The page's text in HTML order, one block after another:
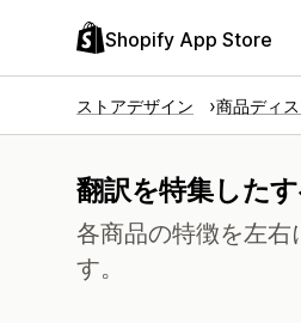
Shopify App Store
ストアデザイン 商品ディ
翻訳を特集した
各商品の特徴を左右
す。